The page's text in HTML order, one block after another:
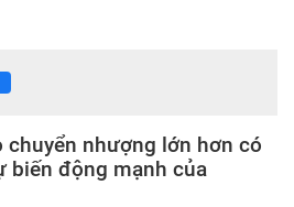
chuyển nhượng lớn hơn có
biến động mạnh của